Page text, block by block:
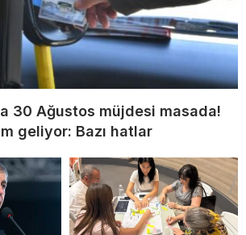
30 Ağustos müjdesi masada!
geliyor: Bazı hatlar